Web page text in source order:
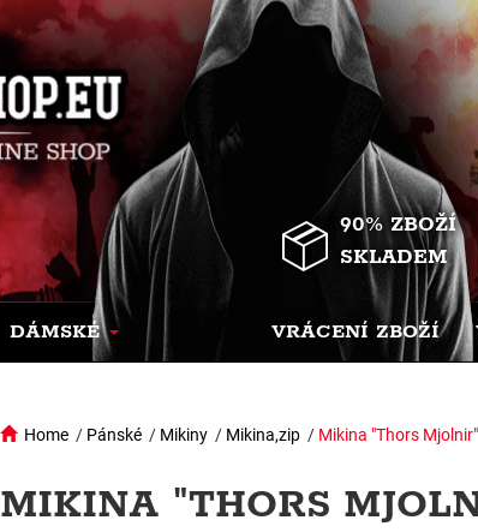
90% ZBOŽÍ
SKLADEM
DÁMSKÉ VRÁCENÍ ZBOŽÍ
Home / Pánské / Mikiny / Mikina,zip / Mikina "Thors Mjolnir"
MIKINA "THORS